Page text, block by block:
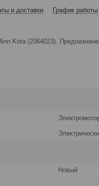
и доставки График работы
Kota (2064023).
Новый